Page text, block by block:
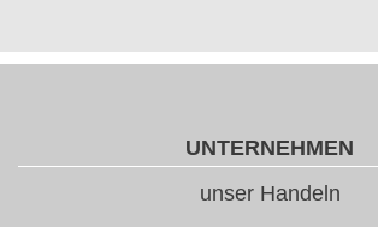
UNTERNEHMEN
unser Handeln